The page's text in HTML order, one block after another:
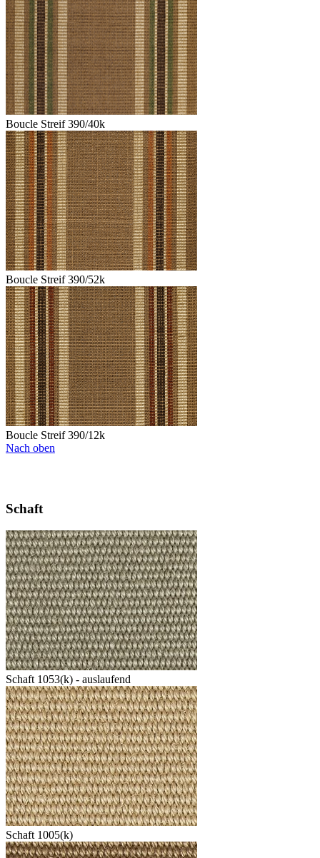
Boucle Streif 390/40k
Boucle Streif 390/52k
Boucle Streif 390/12k
Nach oben
Schaft
Schaft 1053(k) - auslaufend
Schaft 1005(k)